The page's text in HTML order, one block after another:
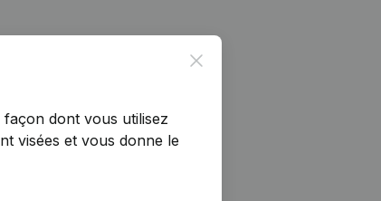
Close
dont vous utilisez
visées et vous donne le